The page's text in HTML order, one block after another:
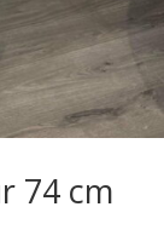
74 cm